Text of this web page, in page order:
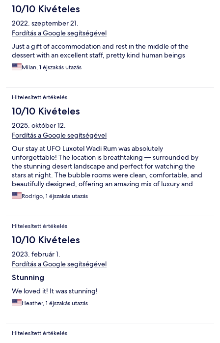
10/10 Kivételes
2022. szeptember 21.
Fordítás a Google segítségével
Just a gift of accommodation and rest in the middle of the
dessert with an excellent staff, pretty kind human beings
Milan, 1 éjszakás utazás
Hitelesített értékelés
10/10 Kivételes
2025. október 12.
Fordítás a Google segítségével
Our stay at UFO Luxotel Wadi Rum was absolutely
unforgettable! The location is breathtaking — surrounded by
the stunning desert landscape and perfect for watching the
stars at night. The bubble rooms were clean, comfortable, and
beautifully designed, offering an amazing mix of luxury and
nature. The staff was incredibly friendly and attentive, always
making sure we had everything we needed. The dinner and
from start to finish. Highly recommend this place to anyone
visiting Wadi Rum — it’s truly a once-in-a-lifetime experience!
Rodrigo, 1 éjszakás utazás
Hitelesített értékelés
10/10 Kivételes
2023. február 1.
Fordítás a Google segítségével
Stunning
We loved it! It was stunning!
Heather, 1 éjszakás utazás
Hitelesített értékelés